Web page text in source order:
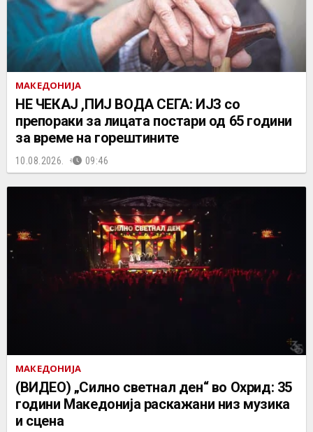
МАКЕДОНИЈА
НЕ ЧEКАЈ ,ПИЈ ВОДА СЕГА: ИЈЗ со
препораки за лицата постари од 65 години
за време на горештините
10.08.2026. 09:46
МАКЕДОНИЈА
(ВИДЕО) „Силно светнал ден“ во Охрид: 35
години Македонија раскажани низ музика
и сцена